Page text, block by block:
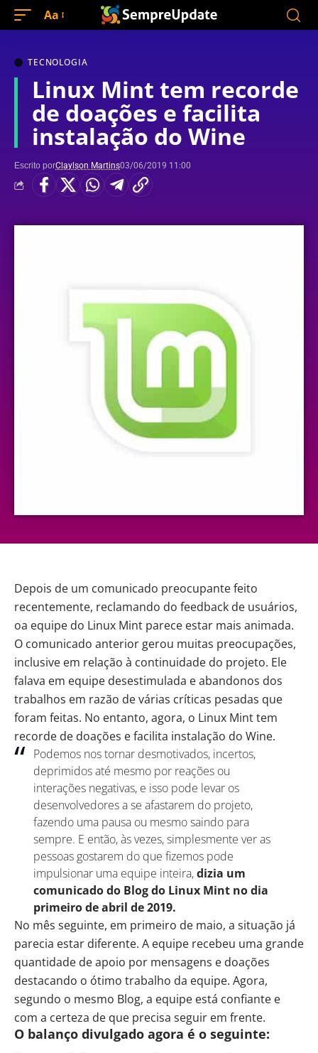
Aa
TECNOLOGIA
Linux Mint tem recorde
de doações e facilita
instalação do Wine
Escrito porClaylson Martins03/06/2019 11:00
Depois de um comunicado preocupante feito
recentemente, reclamando do feedback de usuários,
oa equipe do Linux Mint parece estar mais animada.
O comunicado anterior gerou muitas preocupações,
inclusive em relação à continuidade do projeto. Ele
falava em equipe desestimulada e abandonos dos
trabalhos em razão de várias críticas pesadas que
foram feitas. No entanto, agora, o Linux Mint tem
recorde de doações e facilita instalação do Wine.
Podemos nos tornar desmotivados, incertos,
deprimidos até mesmo por reações ou
interações negativas, e isso pode levar os
desenvolvedores a se afastarem do projeto,
fazendo uma pausa ou mesmo saindo para
sempre. E então, às vezes, simplesmente ver as
pessoas gostarem do que fizemos pode
impulsionar uma equipe inteira,dizia um
comunicado do Blog do Linux Mint no dia
primeiro de abril de 2019.
No mês seguinte, em primeiro de maio, a situação já
parecia estar diferente. A equipe recebeu uma grande
quantidade de apoio por mensagens e doações
destacando o ótimo trabalho da equipe. Agora,
segundo o mesmo Blog, a equipe está confiante e
com a certeza de que precisa seguir em frente.
O balanço divulgado agora é o seguinte: